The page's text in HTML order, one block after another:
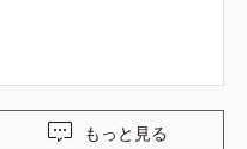
もっと見る